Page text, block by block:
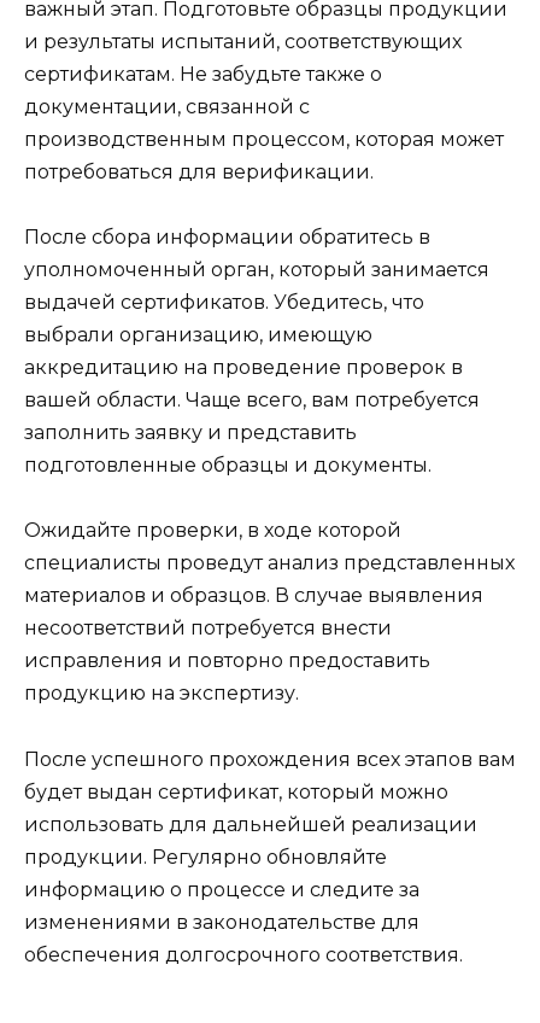
важный этап. Подготовьте образцы продукции
и результаты испытаний, соответствующих
сертификатам. Не забудьте также о
документации, связанной с
производственным процессом, которая может
потребоваться для верификации.
После сбора информации обратитесь в
уполномоченный орган, который занимается
выдачей сертификатов. Убедитесь, что
выбрали организацию, имеющую
аккредитацию на проведение проверок в
вашей области. Чаще всего, вам потребуется
заполнить заявку и представить
подготовленные образцы и документы.
Ожидайте проверки, в ходе которой
специалисты проведут анализ представленных
материалов и образцов. В случае выявления
несоответствий потребуется внести
исправления и повторно предоставить
продукцию на экспертизу.
После успешного прохождения всех этапов вам
будет выдан сертификат, который можно
использовать для дальнейшей реализации
продукции. Регулярно обновляйте
информацию о процессе и следите за
изменениями в законодательстве для
обеспечения долгосрочного соответствия.